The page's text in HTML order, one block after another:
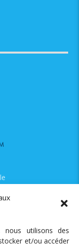
nous utilisons des
et/ou accéder